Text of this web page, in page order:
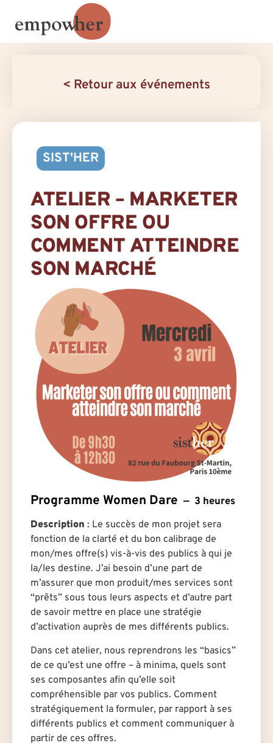
< Retour aux événements
SIST'HER
ATELIER – MARKETER
SON OFFRE OU
COMMENT ATTEINDRE
SON MARCHÉ
Programme Women Dare 3 heures
Description : Le succès de mon projet sera
fonction de la clarté et du bon calibrage de
mon/mes offre(s) vis-à-vis des publics à qui je
la/les destine. J’ai besoin d’une part de
m’assurer que mon produit/mes services sont
“prêts” sous tous leurs aspects et d’autre part
de savoir mettre en place une stratégie
d’activation auprès de mes différents publics.
Dans cet atelier, nous reprendrons les “basics”
de ce qu’est une offre – à minima, quels sont
ses composantes afin qu’elle soit
compréhensible par vos publics. Comment
stratégiquement la formuler, par rapport à ses
différents publics et comment communiquer à
partir de ces offres.